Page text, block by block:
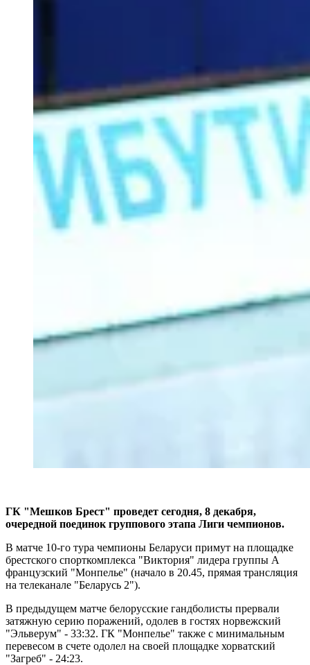
ГК "Мешков Брест" проведет сегодня, 8 декабря,
очередной поединок группового этапа Лиги чемпионов.
В матче 10-го тура чемпионы Беларуси примут на площадке
брестского спорткомплекса "Виктория" лидера группы А
французский "Монпелье" (начало в 20.45, прямая трансляция
на телеканале "Беларусь 2").
В предыдущем матче белорусские гандболисты прервали
затяжную серию поражений, одолев в гостях норвежский
"Эльверум" - 33:32. ГК "Монпелье" также с минимальным
перевесом в счете одолел на своей площадке хорватский
"Загреб" - 24:23.